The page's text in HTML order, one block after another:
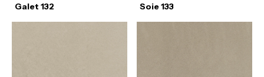
Galet 132 Soie 133